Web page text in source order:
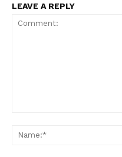
LEAVE A REPLY